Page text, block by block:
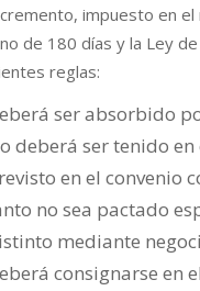
impuesto en
de 180 días y la Ley
reglas:
ser absorbido
deberá ser tenido
en el convenio
no sea pactado
mediante
consignarse en